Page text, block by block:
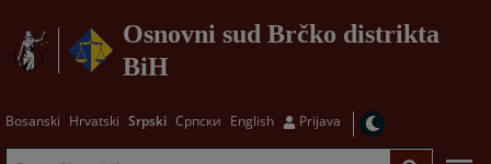
Osnovni sud Brčko distrikta
BiH
Bosanski Hrvatski Srpski Српски English Prijava